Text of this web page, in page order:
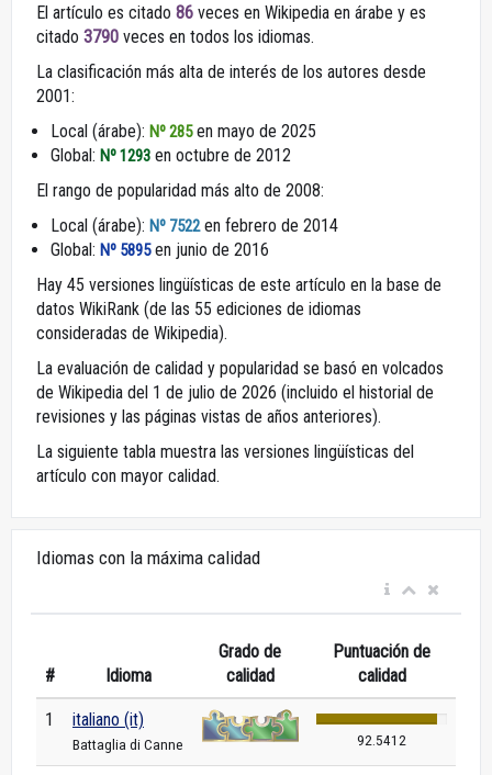
El artículo es citado 86 veces en Wikipedia en árabe y es
citado 3790 veces en todos los idiomas.
La clasificación más alta de interés de los autores desde
2001:
Local (árabe): Nº 285en mayo de 2025
Global: Nº 1293 en octubre de 2012
El rango de popularidad más alto de 2008:
Local (árabe): Nº 7522en febrero de 2014
Global: Nº 5895en junio de 2016
Hay 45 versiones lingüísticas de este artículo en la base de
datos WikiRank (de las 55 ediciones de idiomas
consideradas de Wikipedia).
La evaluación de calidad y popularidad se basó en volcados
de Wikipedia del 1 de julio de 2026 (incluido el historial de
revisiones y las páginas vistas de años anteriores).
La siguiente tabla muestra las versiones lingüísticas del
artículo con mayor calidad.
Idiomas con la máxima calidad
# Idioma
Grado de
calidad
Puntuación de
calidad
1 italiano (it)
Battaglia di Canne 92.5412